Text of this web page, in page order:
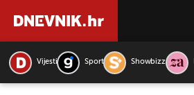
Vijesti Sport Showbizz
PRETRAŽITE VIJESTI